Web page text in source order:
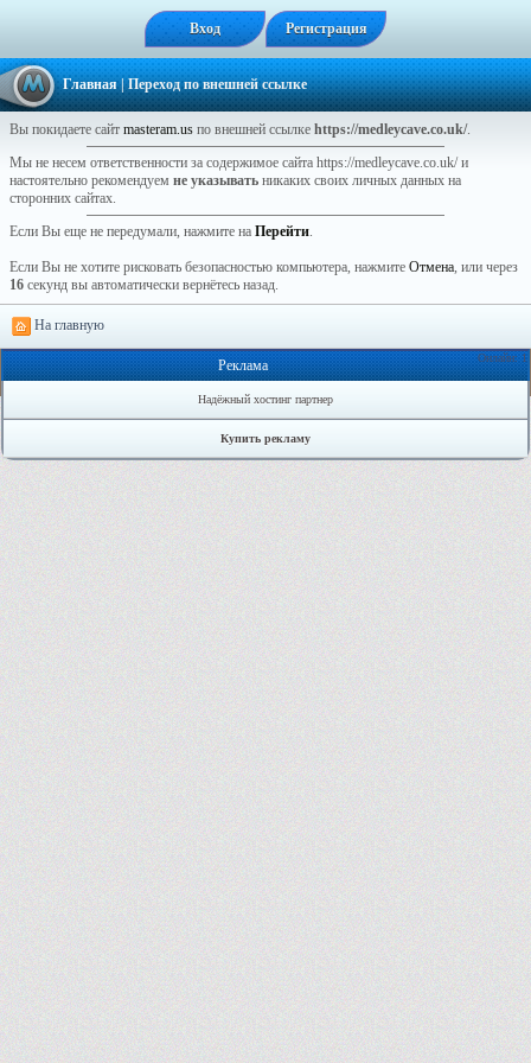
Вход Регистрация
Главная| Переход по внешней ссылке
Вы покидаете сайт masteram.us по внешней ссылке https://medleycave.co.uk/.
Мы не несем ответственности за содержимое сайта https://medleycave.co.uk/ и
настоятельно рекомендуем не указывать никаких своих личных данных на
сторонних сайтах.
Если Вы еще не передумали, нажмите на Перейти.
Если Вы не хотите рисковать безопасностью компьютера, нажмите Отмена, или через
16 секунд вы автоматически вернётесь назад.
На главную
Онлайн: 1
Реклама
Надёжный хостинг партнер
Купить рекламу